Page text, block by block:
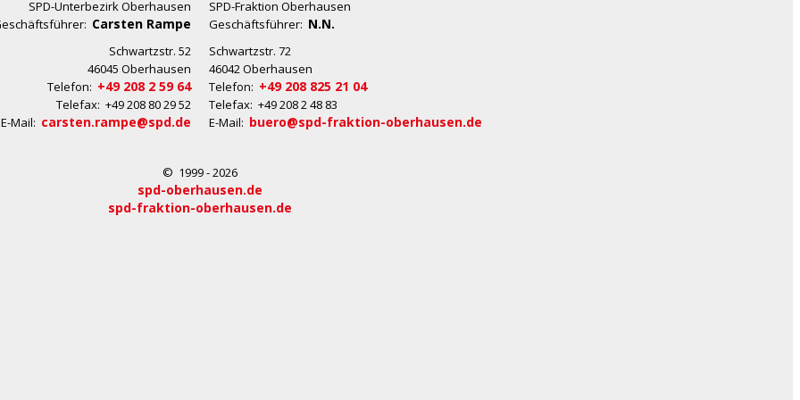
SPD-Unterbezirk Oberhausen
Carsten Rampe
Schwartzstr. 52
46045 Oberhausen
Telefon: +49 208 2 59 64
Telefax: +49 208 80 29 52
E-Mail: carsten.rampe@spd.de
SPD-Fraktion Oberhausen
Geschäftsführer: N.N.
Schwartzstr. 72
46042 Oberhausen
Telefon: +49 208 825 21 04
Telefax: +49 208 2 48 83
E-Mail: buero@spd-fraktion-oberhausen.de
© 1999 - 2026
spd-oberhausen.de
spd-fraktion-oberhausen.de